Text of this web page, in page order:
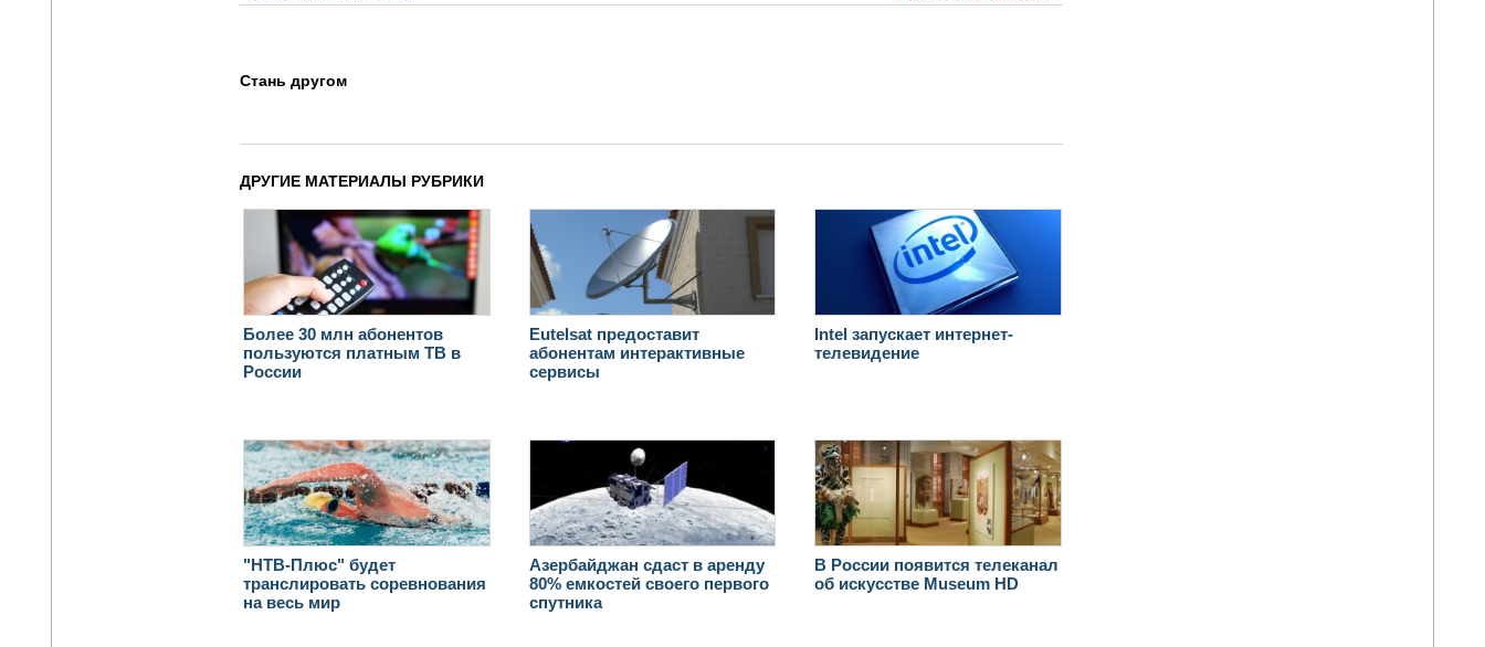
Стань другом
ДРУГИЕ МАТЕРИАЛЫ РУБРИКИ
Более 30 млн абонентов
пользуются платным ТВ в
России
Eutelsat предоставит
абонентам интерактивные
сервисы
Intel запускает интернет-
телевидение
"НТВ-Плюс" будет
транслировать соревнования
на весь мир
Азербайджан сдаст в аренду
80% емкостей своего первого
спутника
В России появится телеканал
об искусстве Museum HD